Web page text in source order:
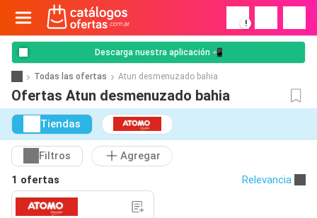
!
Descarga nuestra aplicación 📲
Todas las ofertas Atun desmenuzado bahia
Ofertas Atun desmenuzado bahia
Tiendas
Filtros
Agregar
1 ofertas
Relevancia